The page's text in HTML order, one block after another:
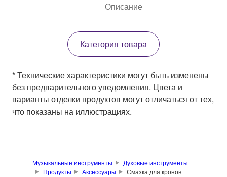
Описание
Категория товара
* Технические характеристики могут быть изменены
без предварительного уведомления. Цвета и
варианты отделки продуктов могут отличаться от тех,
что показаны на иллюстрациях.
Музыкальные инструменты
Духовые инструменты
Продукты
Аксессуары Смазка для кронов